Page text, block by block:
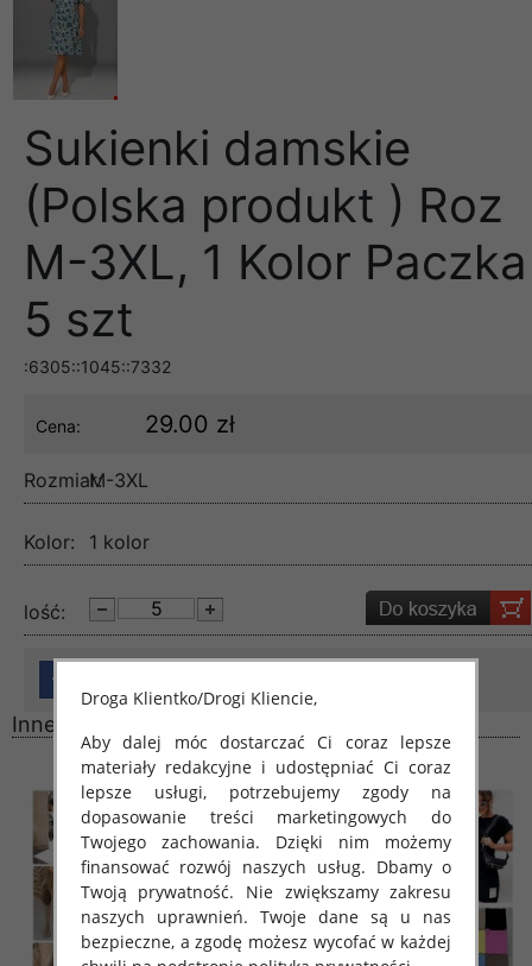
Sukienki damskie
(Polska produkt ) Roz
M-3XL, 1 Kolor Paczka
5 szt
:6305::1045::7332
Cena: 29.00 zł
Rozmiar:M-3XL
Kolor: 1 kolor
lość:
Inne produkty
Droga Klientko/Drogi Kliencie,
Aby dalej móc dostarczać Ci coraz lepsze
materiały redakcyjne i udostępniać Ci coraz
lepsze usługi, potrzebujemy zgody na
dopasowanie treści marketingowych do
Twojego zachowania. Dzięki nim możemy
finansować rozwój naszych usług. Dbamy o
Twoją prywatność. Nie zwiększamy zakresu
naszych uprawnień. Twoje dane są u nas
bezpieczne, a zgodę możesz wycofać w każdej